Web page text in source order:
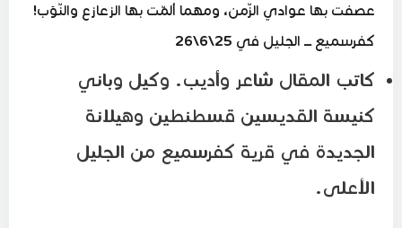
عصفت بها عوادي الزّمن، ومهما ألمّت بها الزعازع والنّوَب!
كفرسميع ــــ الجليل في 25\6\26
كاتب المقال شاعر وأديب. وكيل وباني
كنيسة القديسين قسطنطين وهيلانة
الجديدة في قرية كفرسميع من الجليل
الأعلى.